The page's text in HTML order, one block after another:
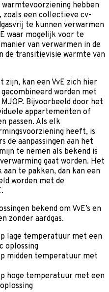
warmtevoorziening hebben
zoals een collectieve cv-
te kunnen verwarmen
waar mogelijk voor te
van verwarmen in de
de transitievisie warmte van
zijn, kan een VvE zich hier
worden met
Bijvoorbeeld door het
appartementen of
passen. Als elk
heeft, is
de aanpassingen aan het
te nemen als bekend is
gaat worden. Het
te pakken, dan kan een
worden met de
bekend om VvE’s en
zonder aardgas.
lage temperatuur met een
oplossing
midden temperatuur met
hoge temperatuur met een